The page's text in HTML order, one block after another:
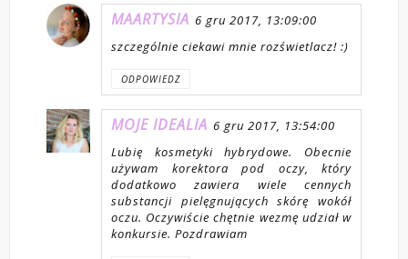
MAARTYSIA 6 gru 2017, 13:09:00
szczególnie ciekawi mnie rozświetlacz! :)
ODPOWIEDZ
MOJE IDEALIA 6 gru 2017, 13:54:00
Lubię kosmetyki hybrydowe. Obecnie
używam korektora pod oczy, który
dodatkowo zawiera wiele cennych
substancji pielęgnujących skórę wokół
oczu. Oczywiście chętnie wezmę udział w
konkursie. Pozdrawiam